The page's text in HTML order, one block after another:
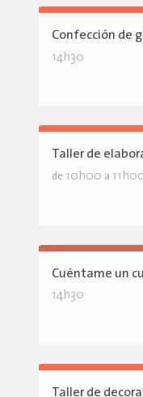
Confección de
14h30
Taller de
de 10h00 a
Cuéntame un
14h30
Taller de